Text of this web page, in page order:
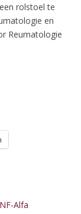
rolstoel te
en
Reumatologie
Alfa